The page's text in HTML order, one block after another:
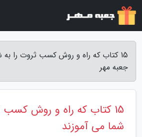
15 کتاب که راه و روش کسب ثروت را
جعبه مهر
15 کتاب که راه و روش کسب
شما می آموزند